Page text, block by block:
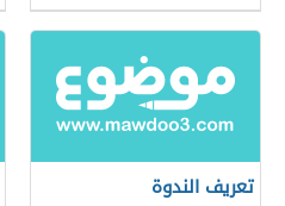
تعريف الندوة